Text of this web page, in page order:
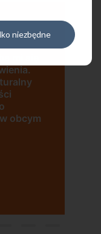
niezbędne
jestem
nativami,
przy
i
służy